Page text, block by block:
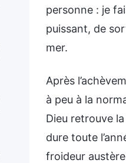
personne : je
puissant, de
mer.
Après
à peu à la
Dieu retrouve
dure toute
froideur